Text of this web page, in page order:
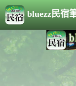
bluezz民宿